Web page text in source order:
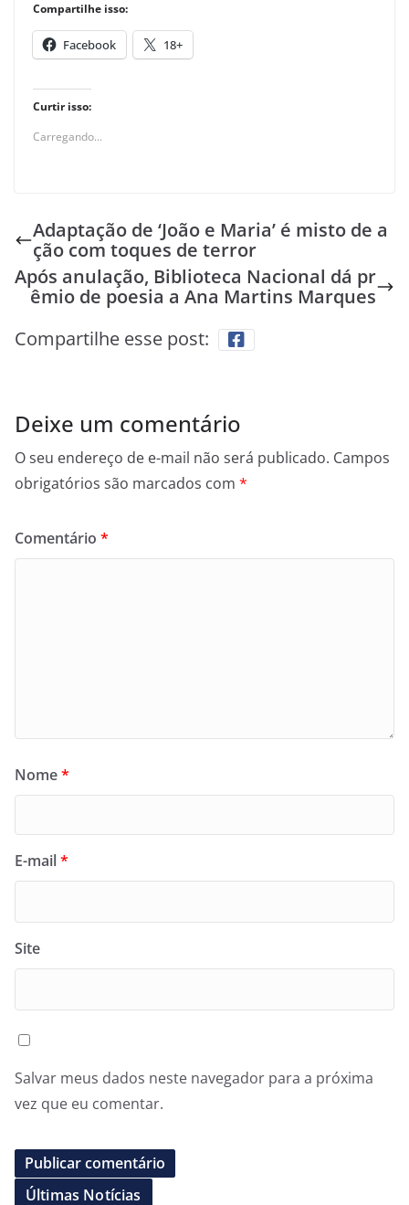
Compartilhe isso:
Facebook 18+
Curtir isso:
Carregando...
Adaptação de ‘João e Maria’ é misto de a
ção com toques de terror
Após anulação, Biblioteca Nacional dá pr
êmio de poesia a Ana Martins Marques
Compartilhe esse post:
Deixe um comentário
O seu endereço de e-mail não será publicado. Campos
obrigatórios são marcados com *
Comentário *
Nome*
E-mail*
Site
Salvar meus dados neste navegador para a próxima
vez que eu comentar.
Últimas Notícias